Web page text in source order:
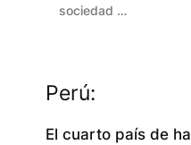
sociedad …
Perú:
El cuarto país de